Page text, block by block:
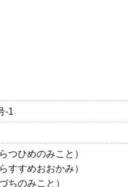
-1
つひめのみこと）
すすめおおかみ）
ちのみこと）